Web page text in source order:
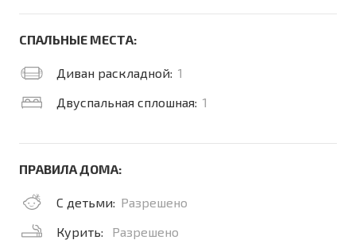
СПАЛЬНЫЕ МЕСТА:
Диван раскладной: 1
Двуспальная сплошная: 1
ПРАВИЛА ДОМА:
С детьми: Разрешено
Курить:
Разрешено